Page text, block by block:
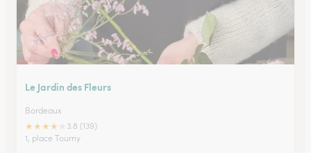
Le Jardin des Fleurs
Bordeaux
★★★★
3.8 (139)
1, place Tourny